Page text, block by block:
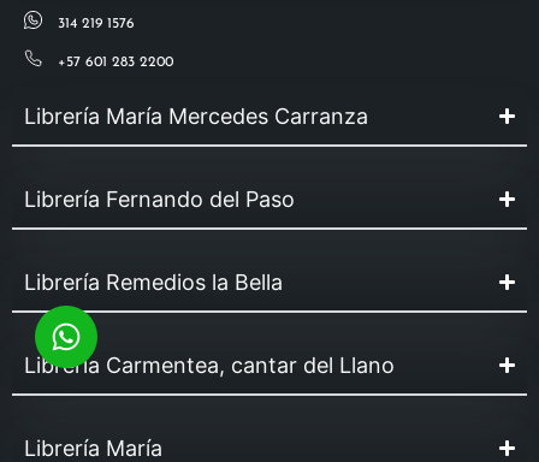
314 219 1576
+57 601 283 2200
Librería María Mercedes Carranza
Librería Fernando del Paso
Librería Remedios la Bella
Librería Carmentea, cantar del Llano
Librería María